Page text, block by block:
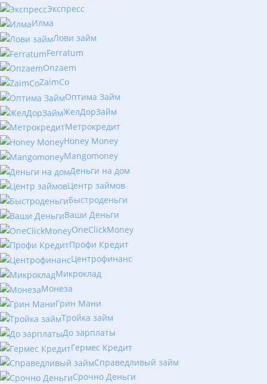
Экспресс
Илма
Лови займ
Ferratum
Onzaem
ZaimCo
Оптима Займ
ЖелДорЗайм
Метрокредит
Honey Money
Mangomoney
Деньги на дом
Центр займов
Быстроденьги
Ваши Деньги
OneClickMoney
Профи Кредит
Центрофинанс
Микроклад
Монеза
Грин Мани
Тройка займ
До зарплаты
Гермес Кредит
Справедливый займ
Срочно Деньги